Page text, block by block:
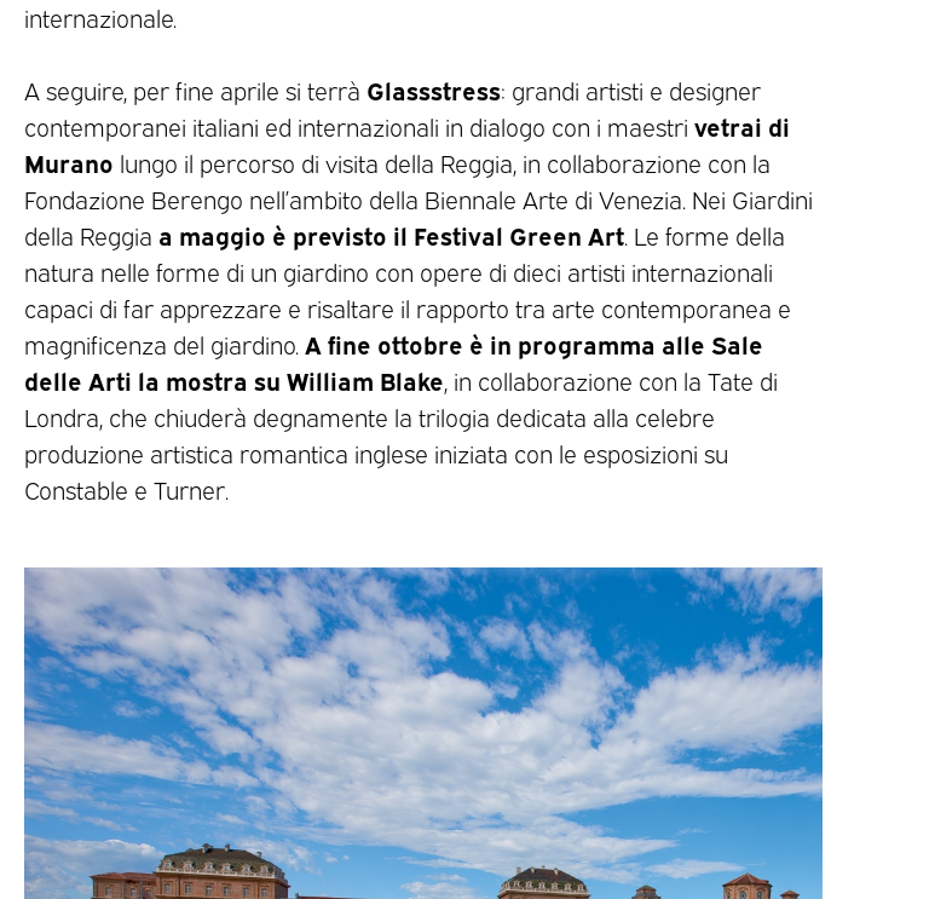
internazionale.
A seguire, per fine aprile si terrà Glassstress: grandi artisti e designer
contemporanei italiani ed internazionali in dialogo con i maestri vetrai di
Murano lungo il percorso di visita della Reggia, in collaborazione con la
Fondazione Berengo nell’ambito della Biennale Arte di Venezia. Nei Giardini
della Reggia a maggio è previsto il Festival Green Art. Le forme della
natura nelle forme di un giardino con opere di dieci artisti internazionali
capaci di far apprezzare e risaltare il rapporto tra arte contemporanea e
magnificenza del giardino. A fine ottobre è in programma alle Sale
delle Arti la mostra su William Blake, in collaborazione con la Tate di
Londra, che chiuderà degnamente la trilogia dedicata alla celebre
produzione artistica romantica inglese iniziata con le esposizioni su
Constable e Turner.